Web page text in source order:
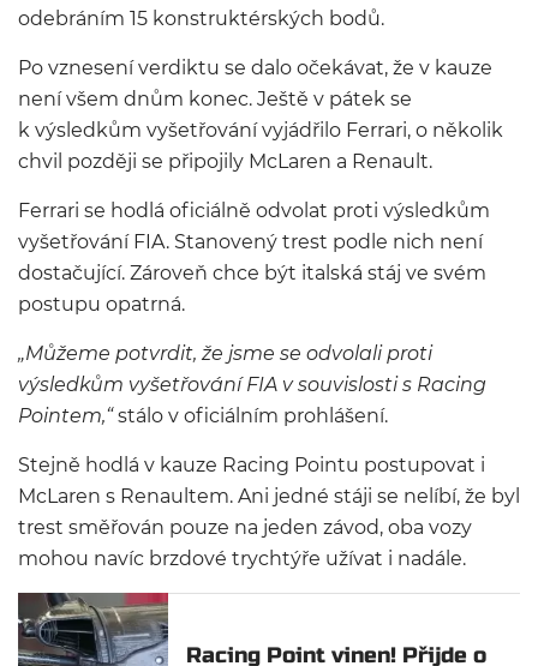
odebráním 15 konstruktérských bodů.
Po vznesení verdiktu se dalo očekávat, že v kauze
není všem dnům konec. Ještě v pátek se
k výsledkům vyšetřování vyjádřilo Ferrari, o několik
chvil později se připojily McLaren a Renault.
Ferrari se hodlá oficiálně odvolat proti výsledkům
vyšetřování FIA. Stanovený trest podle nich není
dostačující. Zároveň chce být italská stáj ve svém
postupu opatrná.
„Můžeme potvrdit, že jsme se odvolali proti
výsledkům vyšetřování FIA v souvislosti s Racing
Pointem,“stálo v oficiálním prohlášení.
Stejně hodlá v kauze Racing Pointu postupovat i
McLaren s Renaultem. Ani jedné stáji se nelíbí, že byl
trest směřován pouze na jeden závod, oba vozy
mohou navíc brzdové trychtýře užívat i nadále.
Racing Point vinen! Přijde o